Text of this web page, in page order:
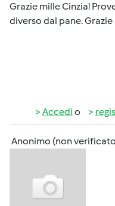
Grazie mille Cinzia!
diverso dal pane. Grazie
Accedi o
Anonimo (non